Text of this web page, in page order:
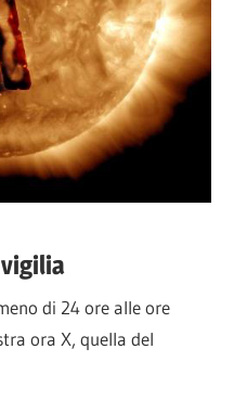
di 24 ore alle ore
ora X, quella del